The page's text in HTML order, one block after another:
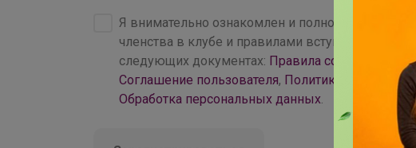
Я внимательно ознакомлен и полностью
членства в клубе и правилами вступления,
следующих документах: Правила совместных
Соглашение пользователя, Политика
Обработка персональных данных.